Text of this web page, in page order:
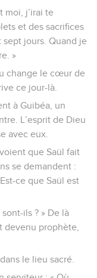
moi, j’irai te
et des sacrifices
jours. Quand je
»
change le cœur de
ce jour-là.
à Guibéa, un
L’esprit de Dieu
avec eux.
que Saül fait
se demandent :
ce que Saül est
ils ? » De là
devenu prophète,
le lieu sacré.